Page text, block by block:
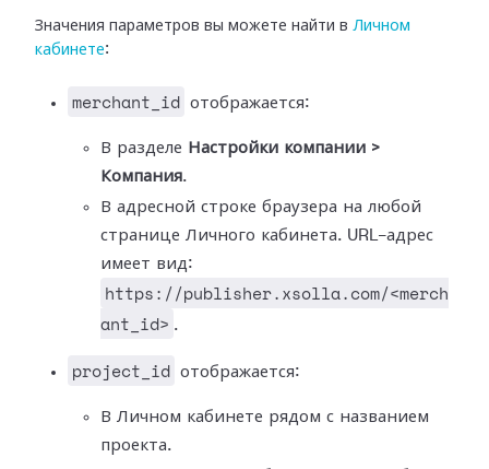
Значения параметров вы можете найти в Личном
кабинете:
merchant_id отображается:
В разделе Настройки компании >
Компания.
В адресной строке браузера на любой
странице Личного кабинета. URL-адрес
имеет вид:
https://publisher.xsolla.com/<merch
ant_id> .
project_id отображается:
В Личном кабинете рядом с названием
проекта.